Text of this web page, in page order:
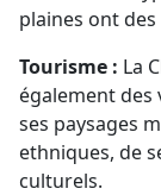
plaines ont
Tourisme : La
également
ses paysages
ethniques, de
culturels.